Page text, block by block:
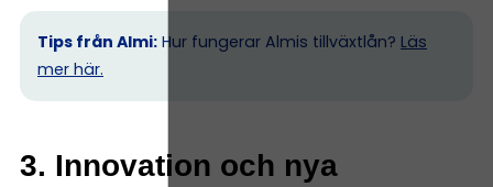
Tips från Almi: Hur fungerar Almis tillväxtlån? Läs
mer här.
3. Innovation och nya